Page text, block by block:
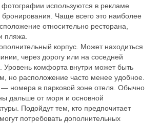
используются в рекламе
бронирования. Чаще всего это наиболее
относительно ресторана,
пляжа.
корпус. Может находиться
через дорогу или на соседней
Уровень комфорта внутри может быть
но расположение часто менее удобное.
— номера в парковой зоне отеля. Обычно
дальше от моря и основной
Подойдут тем, кто предпочитает
потребовать дополнительных